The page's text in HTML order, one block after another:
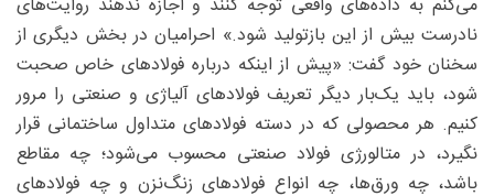
می‌کنم به داده‌های واقعی توجه کنند و اجازه ندهند روایت‌های
نادرست بیش از این بازتولید شود.» احرامیان در بخش دیگری از
سخنان خود گفت: «پیش از اینکه درباره فولادهای خاص صحبت
شود، باید یک‌بار دیگر تعریف فولادهای آلیاژی و صنعتی را مرور
کنیم. هر محصولی که در دسته فولادهای متداول ساختمانی قرار
نگیرد، در متالورژی فولاد صنعتی محسوب می‌شود؛ چه مقاطع
باشد، چه ورق‌ها، چه انواع فولادهای زنگ‌نزن و چه فولادهای